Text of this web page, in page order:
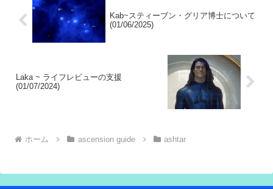
Kab~スティーブン・グリア博士について
(01/06/2025)
Laka ~ ライフレビューの支援
(01/07/2024)
ホーム ascension guide ashtar